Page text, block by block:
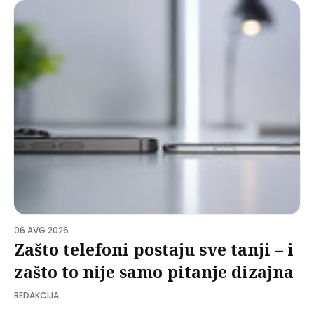
06 AVG 2026
Zašto telefoni postaju sve tanji – i
zašto to nije samo pitanje dizajna
REDAKCIJA